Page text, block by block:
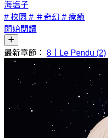
海塩子
# 校園 # ＃奇幻 # 療癒
開始閱讀
最新章節： 8｜Le Pendu (2)